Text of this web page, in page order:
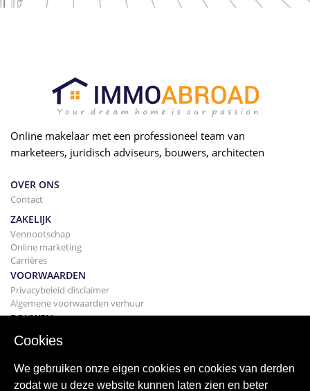
Online makelaar met een professioneel team van
marketeers, juridisch adviseurs, bouwers, architecten
OVER ONS
Contact
ZAKELIJK
Vennootschap
Online marketing
Carrières
VOORWAARDEN
Privacybeleid-disclaimer
Algemene voorwaarden verhuur
BOUWEN
Projecten
Uw huis kopen
Verkopen
Cookies
We gebruiken onze eigen cookies en cookies van derden
zodat we u deze website kunnen laten zien en beter